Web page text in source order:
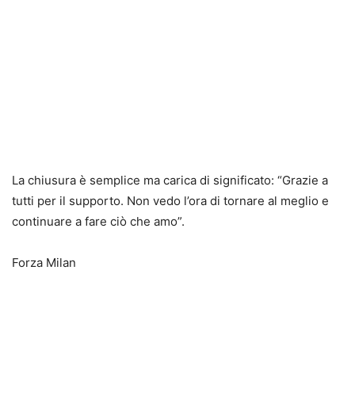
La chiusura è semplice ma carica di significato: “Grazie a
tutti per il supporto. Non vedo l’ora di tornare al meglio e
continuare a fare ciò che amo”.
Forza Milan